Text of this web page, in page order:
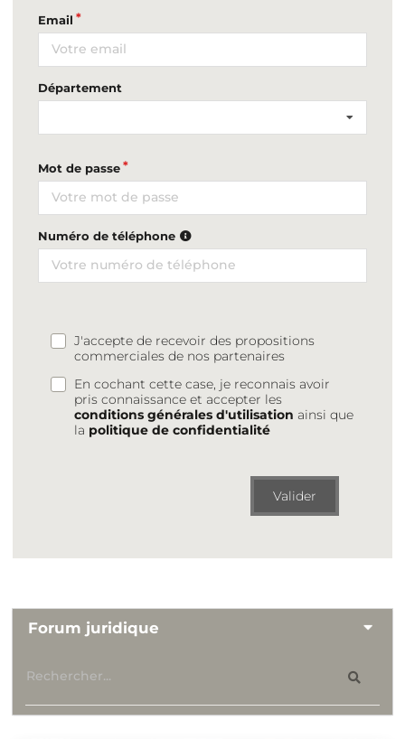
Email
Département
Mot de passe
Numéro de téléphone
J'accepte de recevoir des propositions
commerciales de nos partenaires
En cochant cette case, je reconnais avoir
pris connaissance et accepter les
conditions générales d'utilisation ainsi que
la politique de confidentialité
Valider
Forum juridique